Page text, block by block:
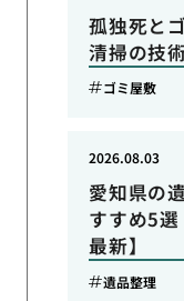
孤独死と
清掃の技
ゴミ屋敷
愛知県の
すすめ5
最新】
2026.08.03
遺品整理